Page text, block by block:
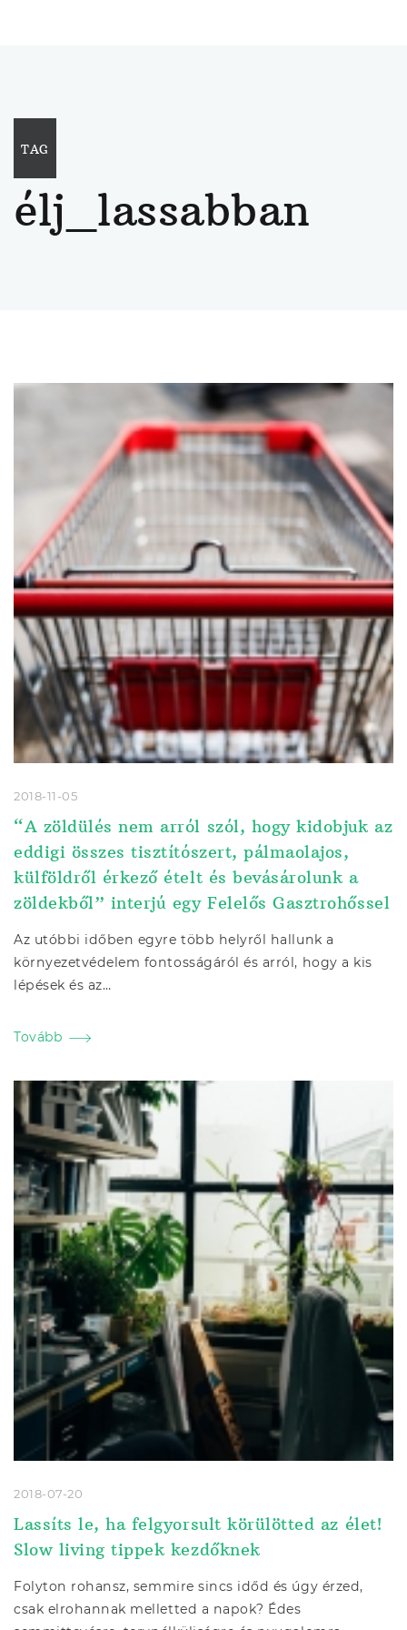
TAG
élj_lassabban
2018-11-05
“A zöldülés nem arról szól, hogy kidobjuk az
eddigi összes tisztítószert, pálmaolajos,
külföldről érkező ételt és bevásárolunk a
zöldekből” interjú egy Felelős Gasztrohőssel
Az utóbbi időben egyre több helyről hallunk a
környezetvédelem fontosságáról és arról, hogy a kis
lépések és az…
Tovább
2018-07-20
Lassíts le, ha felgyorsult körülötted az élet!
Slow living tippek kezdőknek
Folyton rohansz, semmire sincs időd és úgy érzed,
csak elrohannak melletted a napok? Édes